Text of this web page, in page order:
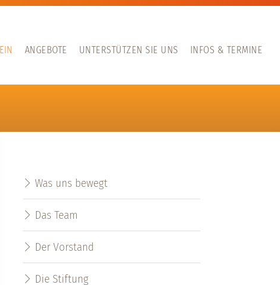
ANGEBOTE UNTERSTÜTZEN SIE UNS INFOS & TERMINE
Was uns bewegt
Das Team
Der Vorstand
Die Stiftung